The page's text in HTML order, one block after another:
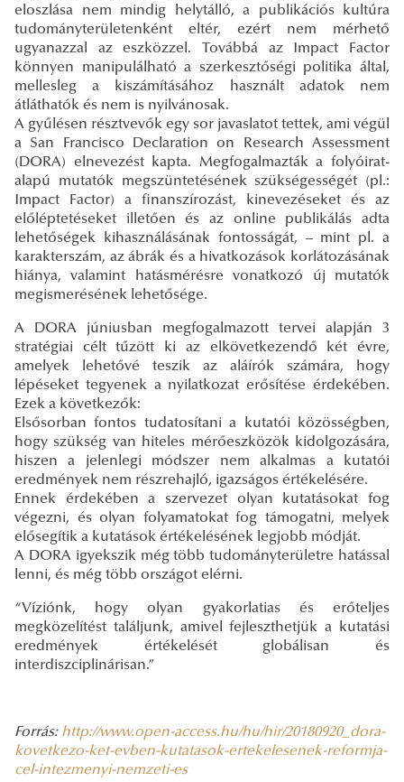
eloszlása nem mindig helytálló, a publikációs kultúra
tudományterületenként eltér, ezért nem mérhető
ugyanazzal az eszközzel. Továbbá az Impact Factor
könnyen manipulálható a szerkesztőségi politika által,
mellesleg a kiszámításához használt adatok nem
átláthatók és nem is nyilvánosak.
A gyűlésen résztvevők egy sor javaslatot tettek, ami végül
a San Francisco Declaration on Research Assessment
(DORA) elnevezést kapta. Megfogalmazták a folyóirat-
alapú mutatók megszüntetésének szükségességét (pl.:
Impact Factor) a finanszírozást, kinevezéseket és az
előléptetéseket illetően és az online publikálás adta
lehetőségek kihasználásának fontosságát, – mint pl. a
karakterszám, az ábrák és a hivatkozások korlátozásának
hiánya, valamint hatásmérésre vonatkozó új mutatók
megismerésének lehetősége.
A DORA júniusban megfogalmazott tervei alapján 3
stratégiai célt tűzött ki az elkövetkezendő két évre,
amelyek lehetővé teszik az aláírók számára, hogy
lépéseket tegyenek a nyilatkozat erősítése érdekében.
Ezek a következők:
Elsősorban fontos tudatosítani a kutatói közösségben,
hogy szükség van hiteles mérőeszközök kidolgozására,
hiszen a jelenlegi módszer nem alkalmas a kutatói
eredmények nem részrehajló, igazságos értékelésére.
Ennek érdekében a szervezet olyan kutatásokat fog
végezni, és olyan folyamatokat fog támogatni, melyek
elősegítik a kutatások értékelésének legjobb módját.
A DORA igyekszik még több tudományterületre hatással
lenni, és még több országot elérni.
“Víziónk, hogy olyan gyakorlatias és erőteljes
megközelítést találjunk, amivel fejleszthetjük a kutatási
eredmények értékelését globálisan és
interdiszciplinárisan.”
Forrás: http://www.open-access.hu/hu/hir/20180920_dora-
kovetkezo-ket-evben-kutatasok-ertekelesenek-reformja-
cel-intezmenyi-nemzeti-es